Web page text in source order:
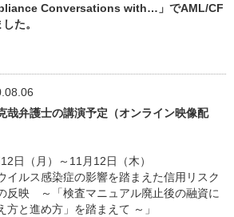
Conversations with…」でAML/CF
た。
哉弁護士の講演予定（オンライン映像配
日（月）～11月12日（木）
イルス感染症の影響を踏まえた信用リスク
反映 ～「検査マニュアル廃止後の融資に
方と進め方」を踏まえて ～」